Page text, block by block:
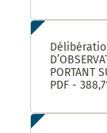
LEZ ET SES
LIVRAISON
PORTANT
COMPTES
PDF -